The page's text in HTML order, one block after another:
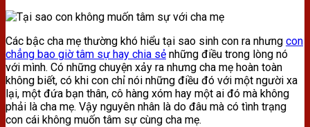
Các bậc cha mẹ thường khó hiểu tại sao sinh con ra nhưng con
chẳng bao giờ tâm sự hay chia sẻ những điều trong lòng nó
với mình. Có những chuyện xảy ra nhưng cha mẹ hoàn toàn
không biết, có khi con chỉ nói những điều đó với một người xa
lại, một đứa bạn thân, cô hàng xóm hay một ai đó mà không
phải là cha mẹ. Vậy nguyên nhân là do đâu mà có tình trạng
con cái không muốn tâm sự cùng cha mẹ.